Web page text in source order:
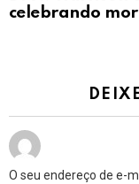
celebrando
O seu endereço de e-